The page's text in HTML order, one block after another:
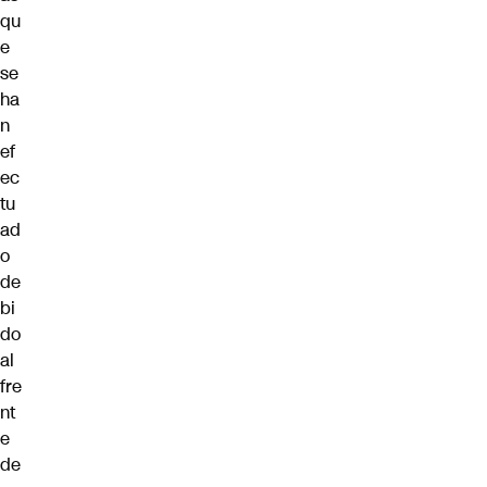
qu
e
se
ha
n
ef
ec
tu
ad
o
de
bi
do
al
fre
nt
e
de